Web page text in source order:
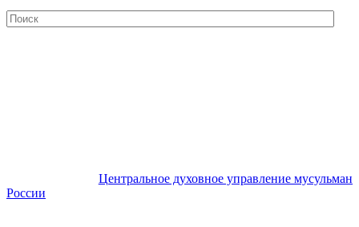
Центральное духовное управление мусульман
России